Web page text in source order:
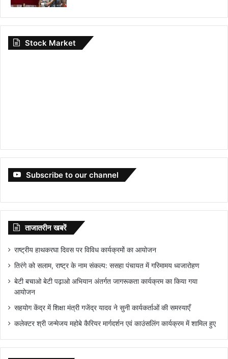
Stock Market
Subscribe to our channel
ताजातरीन खबरें
राष्ट्रीय हाथकरघा दिवस पर विविध कार्यक्रमों का आयोजन
तिरंगे को सलाम, राष्ट्र के नाम संकल्प: ससहा पंचायत में गरिमामय ध्वजारोहण
बेटी बचाओ बेटी पढ़ाओ अभियान अंतर्गत जागरूकता कार्यक्रम का किया गया
आयोजन
सहयोग केंद्र में शिक्षा मंत्री गजेंद्र यादव ने सुनी कार्यकर्ताओं की समस्याएँ
कलेक्टर श्री जन्मेजय महोबे कैरियर मार्गदर्शन एवं काउंसलिंग कार्यक्रम में शामिल हुए